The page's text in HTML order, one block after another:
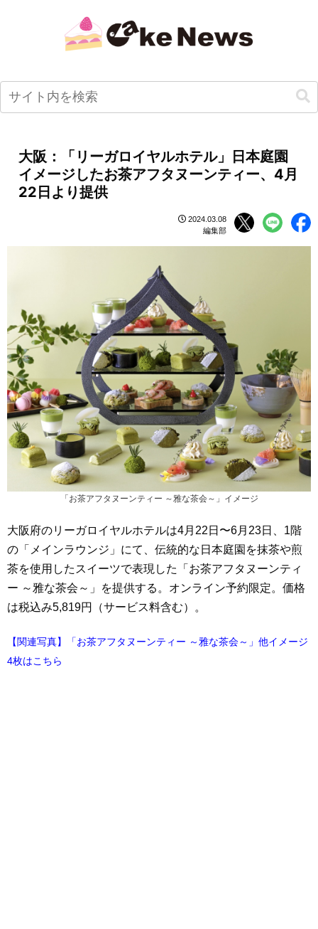
大阪：「リーガロイヤルホテル」日本庭園
イメージしたお茶アフタヌーンティー、4月
22日より提供
2024.03.08
編集部
「お茶アフタヌーンティー ～雅な茶会～」イメージ
大阪府のリーガロイヤルホテルは4月22日〜6月23日、1階
の「メインラウンジ」にて、伝統的な日本庭園を抹茶や煎
茶を使用したスイーツで表現した「お茶アフタヌーンティ
ー ～雅な茶会～」を提供する。オンライン予約限定。価格
は税込み5,819円（サービス料含む）。
【関連写真】「お茶アフタヌーンティー ～雅な茶会～」他イメージ
4枚はこちら